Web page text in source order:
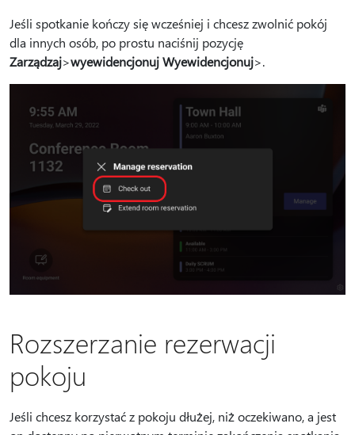
Jeśli spotkanie kończy się wcześniej i chcesz zwolnić pokój
dla innych osób, po prostu naciśnij pozycję
Zarządzaj>wyewidencjonuj Wyewidencjonuj>.
Rozszerzanie rezerwacji
pokoju
Jeśli chcesz korzystać z pokoju dłużej, niż oczekiwano, a jest